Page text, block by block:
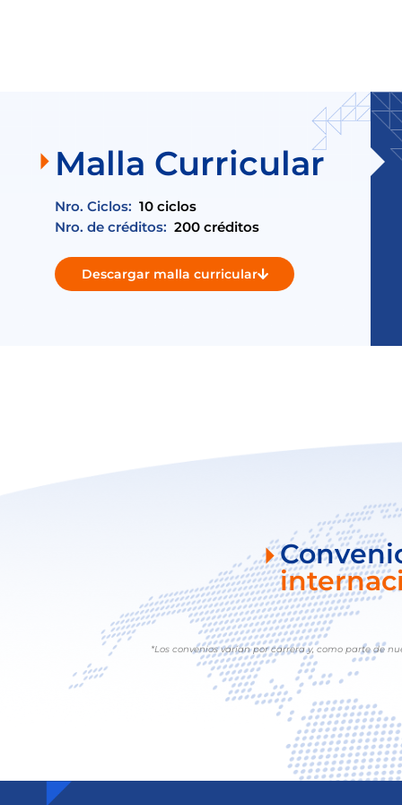
Malla Curricular
Nro. Ciclos: 10 ciclos
Nro. de créditos: 200 créditos
Descargar malla curricular
*Los convenios varían por carrera y, como parte de